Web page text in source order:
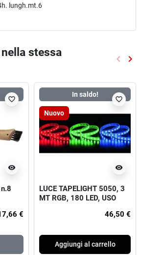
lungh.mt.6
stessa
keyboard_arrow_left keyboard_arrow_right
visibility
favorite_border
€
In saldo!
Nuovo
visibility
favorite_border
LUCE TAPELIGHT 5050, 3
MT RGB, 180 LED, USO
46,50 €
Aggiungi al carrello